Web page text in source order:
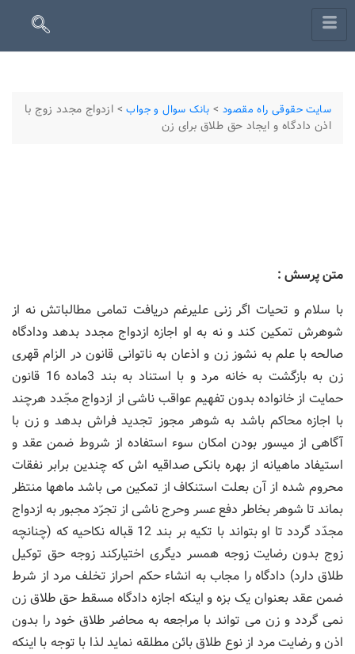
سایت حقوقی راه مقصود > بانک سوال و جواب> ازدواج مجدد زوج با
اذن دادگاه و ایجاد حق طلاق برای زن
متن پرسش :
با سلام و تحیات اگر زنی علیرغم دریافت تمامی مطالباتش نه از
شوهرش تمکین کند و نه به او اجازه ازدواج مجدد بدهد ودادگاه
صالحه با علم به نشوز زن و اذعان به ناتوانی قانون در الزام قهری
زن به بازگشت به خانه مرد و با استناد به بند 3ماده 16 قانون
حمایت از خانواده بدون تفهیم عواقب ناشی از ازدواج مجّدد هرچند
با اجازه محاکم باشد به شوهر مجوز تجدید فراش بدهد و زن با
آگاهی از میسور بودن امکان سوء استفاده از شروط ضمن عقد و
استیفاد ماهیانه از بهره بانکی صداقیه اش که چندین برابر نفقات
محروم شده از آن بعلت استنکاف از تمکین می باشد ماهها منتظر
بماند تا شوهر بخاطر دفع عسر وحرج ناشی از تجرّد مجبور به ازدواج
مجدّد گردد تا او بتواند با تکیه بر بند 12 قباله نکاحیه که (چنانچه
زوج بدون رضایت زوجه همسر دیگری اختیارکند زوجه حق توکیل
طلاق دارد) دادگاه را مجاب به انشاء حکم احراز تخلف مرد از شرط
ضمن عقد بعنوان یک بزه و اینکه اجازه دادگاه مسقط حق طلاق زن
نمی گردد و زن می تواند با مراجعه به محاضر طلاق خود را بدون
اذن و رضایت مرد از نوع طلاق بائن مطلقه نماید لذا با توجه با اینکه